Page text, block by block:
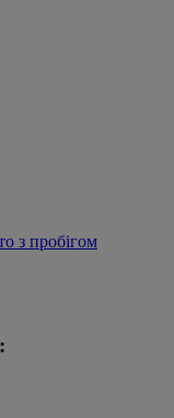
з пробігом